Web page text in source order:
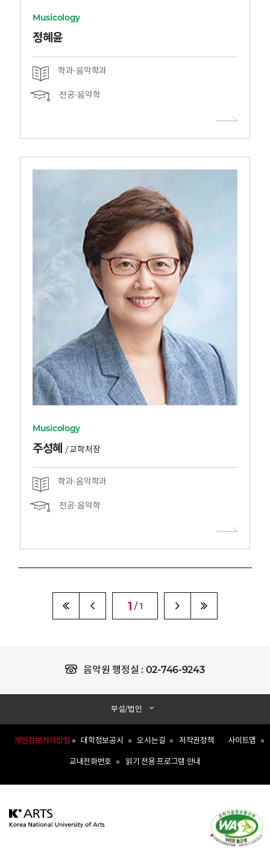
Musicology
정혜윤
학과·음악학과
전공·음악학
Musicology
주성혜 /교학처장
학과·음악학과
전공·음악학
1 / 1
음악원 행정실 : 02-746-9243
개인정보처리방침 대학정보공시 오시는길 저작권정책 사이트맵
교내전화번호 읽기 전용 프로그램 안내
부설/법인